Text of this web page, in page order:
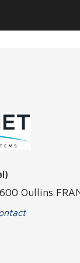
Oullins